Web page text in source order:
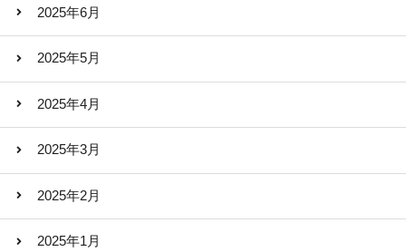
2025年6月
2025年5月
2025年4月
2025年3月
2025年2月
2025年1月